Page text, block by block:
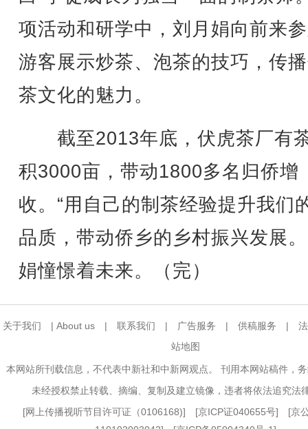
项活动和研学中，刘月娟向前来
游客展示炒茶、泡茶的技巧，传
茶文化的魅力。
截至2013年底，伏虎茶厂有
积3000亩，带动1800多名归侨增
收。“用自己的制茶经验提升我们
品质，带动侨乡的乡村振兴发展
娟憧憬着未来。（完）
关于我们 | About us | 联系我们 | 广告服务 | 供稿服务 |
站地图
本网站所刊载信息，不代表中新社和中新网观点。 刊用本网站稿件，
未经授权禁止转载、摘编、复制及建立镜像，违者将依法追究法
[网上传播视听节目许可证（0106168)] [京ICP证040655号] [京